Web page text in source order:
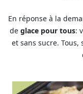
En réponse à la
de glace pour tous:
et sans sucre.